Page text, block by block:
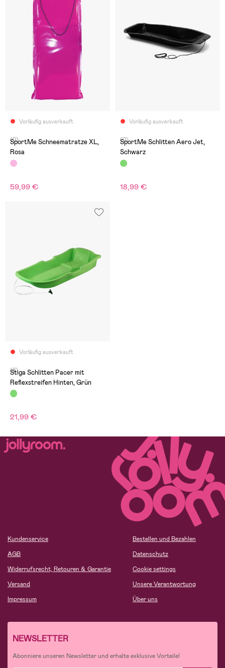
Vorläufig ausverkauft
(0)
SportMe Schneematratze XL,
Rosa
59,99 €
Vorläufig ausverkauft
(0)
SportMe Schlitten Aero Jet,
Schwarz
18,99 €
Vorläufig ausverkauft
(8)
Stiga Schlitten Pacer mit
Reflexstreifen Hinten, Grün
21,99 €
Kundenservice
AGB
Widerrufsrecht, Retouren & Garantie
Versand
Impressum
Bestellen und Bezahlen
Datenschutz
Cookie settings
Unsere Verantwortung
Über uns
NEWSLETTER
Abonniere unseren Newsletter und erhalte exklusive Vorteile!